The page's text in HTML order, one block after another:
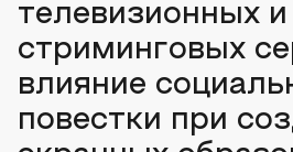
телевизионных и
стриминговых
влияние
повестки при